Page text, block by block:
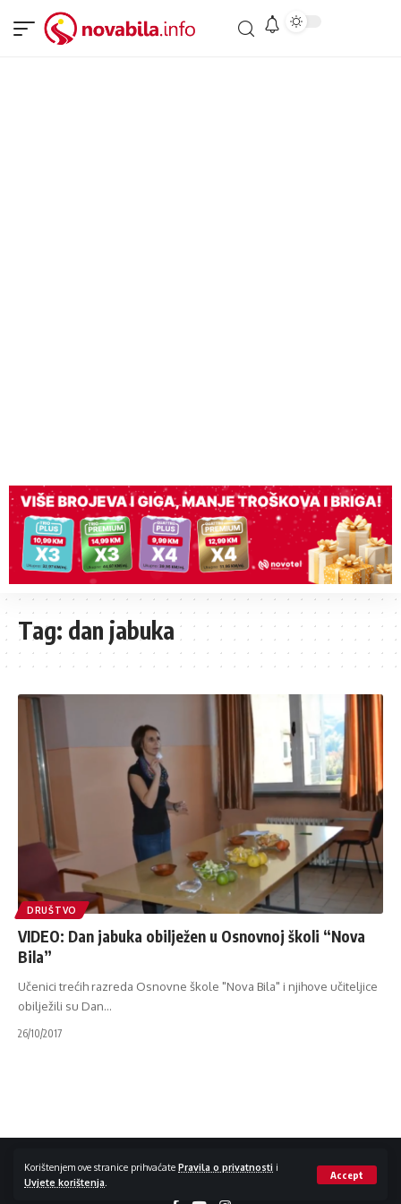
Korištenjem ove stranice prihvaćate Pravila o privatnosti i
Uvjete korištenja
Accept
Tag: dan jabuka
DRUŠTVO
VIDEO: Dan jabuka obilježen u Osnovnoj školi “Nova
Bila”
Učenici trećih razreda Osnovne škole "Nova Bila" i njihove učiteljice
obilježili su Dan…
26/10/2017